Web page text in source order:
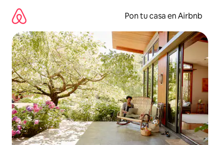
contenido
Pon tu casa en Airbnb